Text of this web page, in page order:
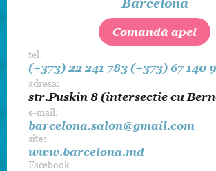
Barcelona
Comandă apel
tel:
(+373) 22 241 783 (+373) 67 140
adresa:
str.Puskin 8 (intersectie cu
e-mail:
barcelona.salon@gmail.com
site:
www.barcelona.md
Facebook